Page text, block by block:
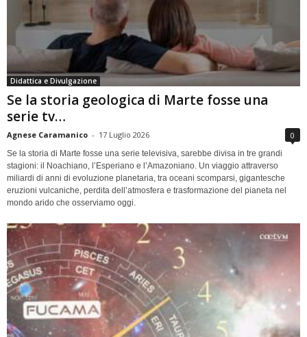
Didattica e Divulgazione
Se la storia geologica di Marte fosse una
serie tv…
Agnese Caramanico - 17 Luglio 2026 0
Se la storia di Marte fosse una serie televisiva, sarebbe divisa in tre grandi
stagioni: il Noachiano, l’Esperiano e l’Amazoniano. Un viaggio attraverso
miliardi di anni di evoluzione planetaria, tra oceani scomparsi, gigantesche
eruzioni vulcaniche, perdita dell’atmosfera e trasformazione del pianeta nel
mondo arido che osserviamo oggi.